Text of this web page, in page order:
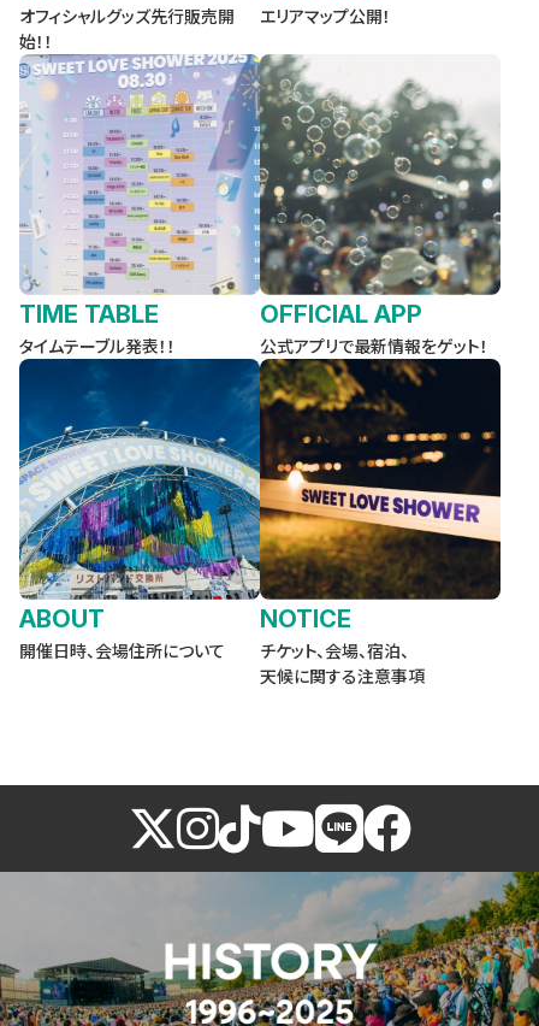
オフィシャルグッズ先行販売開
始！！
エリアマップ公開！
TIME TABLE
タイムテーブル発表！！
OFFICIAL APP
公式アプリで最新情報をゲット！
ABOUT
開催日時、会場住所について
NOTICE
チケット、会場、宿泊、
天候に関する注意事項